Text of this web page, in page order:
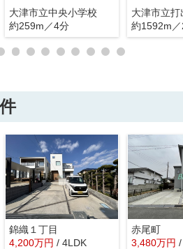
大津市立中央小学校
約259m／4分
大津市立打
約1592m
錦織１丁目
4,200万円 / 4LDK
赤尾町
3,480万円